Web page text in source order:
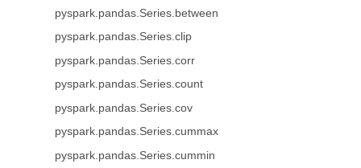
pyspark.pandas.Series.between
pyspark.pandas.Series.clip
pyspark.pandas.Series.corr
pyspark.pandas.Series.count
pyspark.pandas.Series.cov
pyspark.pandas.Series.cummax
pyspark.pandas.Series.cummin